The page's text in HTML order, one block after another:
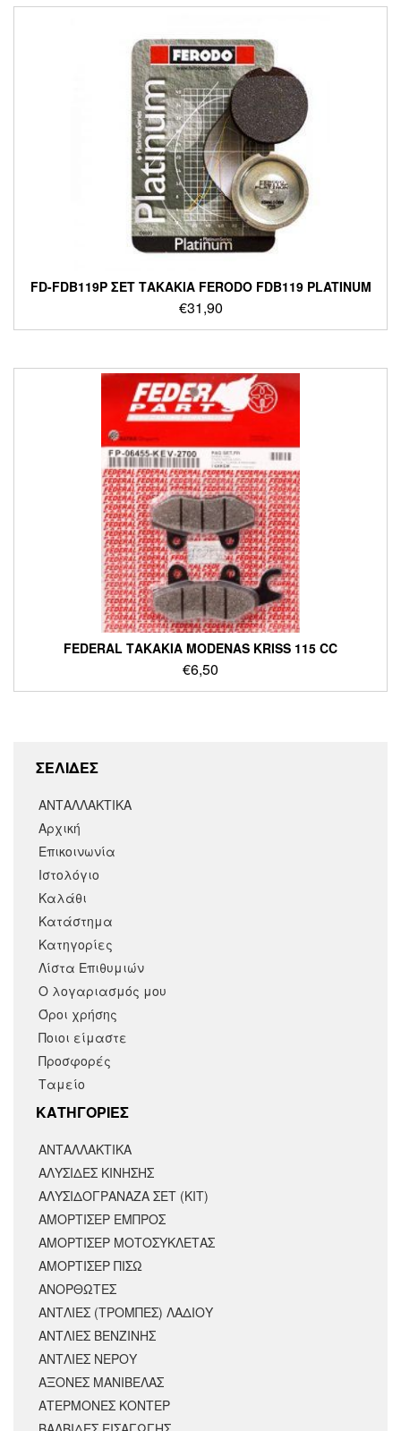
FD-FDB119P ΣΕΤ ΤΑΚΑΚΙΑ FERODO FDB119 PLATINUM
€31,90
FEDERAL ΤΑΚΑΚΙΑ MODENAS KRISS 115 CC
€6,50
ΣΕΛΙΔΕΣ
ΑΝΤΑΛΛΑΚΤΙΚΑ
Αρχική
Επικοινωνία
Ιστολόγιο
Καλάθι
Κατάστημα
Κατηγορίες
Λίστα Επιθυμιών
Ο λογαριασμός μου
Όροι χρήσης
Ποιοι είμαστε
Προσφορές
Ταμείο
KΑΤΗΓΟΡΙΕΣ
ΑΝΤΑΛΛΑΚΤΙΚΆ
ΑΛΥΣΙΔΕΣ ΚΙΝΗΣΗΣ
ΑΛΥΣΙΔΟΓΡΑΝΑΖΑ ΣΕΤ (ΚΙΤ)
ΑΜΟΡΤΙΣΕΡ ΕΜΠΡΟΣ
ΑΜΟΡΤΙΣΈΡ ΜΟΤΟΣΥΚΛΈΤΑΣ
ΑΜΟΡΤΙΣΕΡ ΠΙΣΩ
ΑΝΟΡΘΩΤΕΣ
ΑΝΤΛΙΕΣ (ΤΡΟΜΠΕΣ) ΛΑΔΙΟΥ
ΑΝΤΛΙΕΣ ΒΕΝΖΙΝΗΣ
ΑΝΤΛΙΕΣ ΝΕΡΟΥ
ΑΞΟΝΕΣ ΜΑΝΙΒΕΛΑΣ
ΑΤΕΡΜΟΝΕΣ ΚΟΝΤΕΡ